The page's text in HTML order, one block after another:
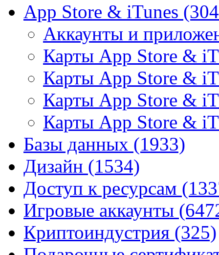
App Store & iTunes
Аккаунты и
Карты App Store &
Карты App Store &
Карты App Store &
Карты App Store &
Базы данных (1933)
Дизайн (1534)
Доступ к ресурсам
Игровые аккаунты
Криптоиндустрия (325)